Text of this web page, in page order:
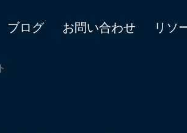
ブログ お問い合わせ リソ